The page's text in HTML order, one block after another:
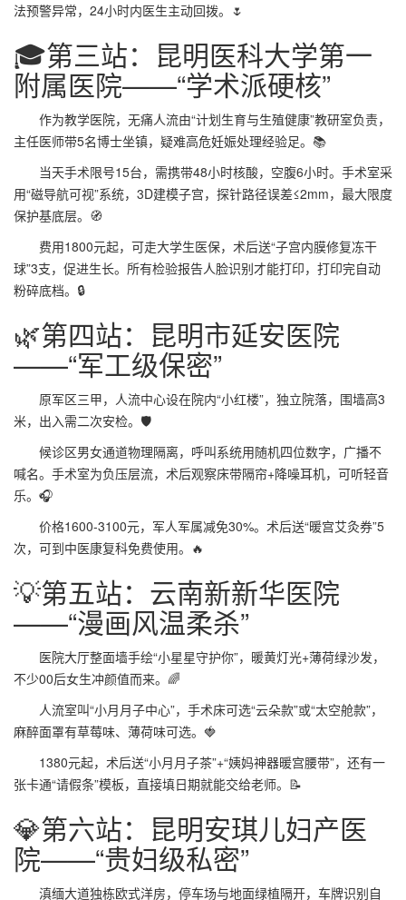
法预警异常，24小时内医生主动回拨。🌷
🎓第三站：昆明医科大学第一
附属医院——“学术派硬核”
作为教学医院，无痛人流由“计划生育与生殖健康”教研室负责，
主任医师带5名博士坐镇，疑难高危妊娠处理经验足。📚
当天手术限号15台，需携带48小时核酸，空腹6小时。手术室采
用“磁导航可视”系统，3D建模子宫，探针路径误差≤2mm，最大限度
保护基底层。🧭
费用1800元起，可走大学生医保，术后送“子宫内膜修复冻干
球”3支，促进生长。所有检验报告人脸识别才能打印，打印完自动
粉碎底档。🔒
🌿第四站：昆明市延安医院
——“军工级保密”
原军区三甲，人流中心设在院内“小红楼”，独立院落，围墙高3
米，出入需二次安检。🛡️
候诊区男女通道物理隔离，呼叫系统用随机四位数字，广播不
喊名。手术室为负压层流，术后观察床带隔帘+降噪耳机，可听轻音
乐。🎧
价格1600-3100元，军人军属减免30%。术后送“暖宫艾灸券”5
次，可到中医康复科免费使用。🔥
💡第五站：云南新新华医院
——“漫画风温柔杀”
医院大厅整面墙手绘“小星星守护你”，暖黄灯光+薄荷绿沙发，
不少00后女生冲颜值而来。🌈
人流室叫“小月月子中心”，手术床可选“云朵款”或“太空舱款”，
麻醉面罩有草莓味、薄荷味可选。🍓
1380元起，术后送“小月月子茶”+“姨妈神器暖宫腰带”，还有一
张卡通“请假条”模板，直接填日期就能交给老师。📝
💎第六站：昆明安琪儿妇产医
院——“贵妇级私密”
滇缅大道独栋欧式洋房，停车场与地面绿植隔开，车牌识别自